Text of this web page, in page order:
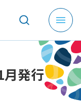
メ
ニ
ュ
ー
を
開
く
月発行